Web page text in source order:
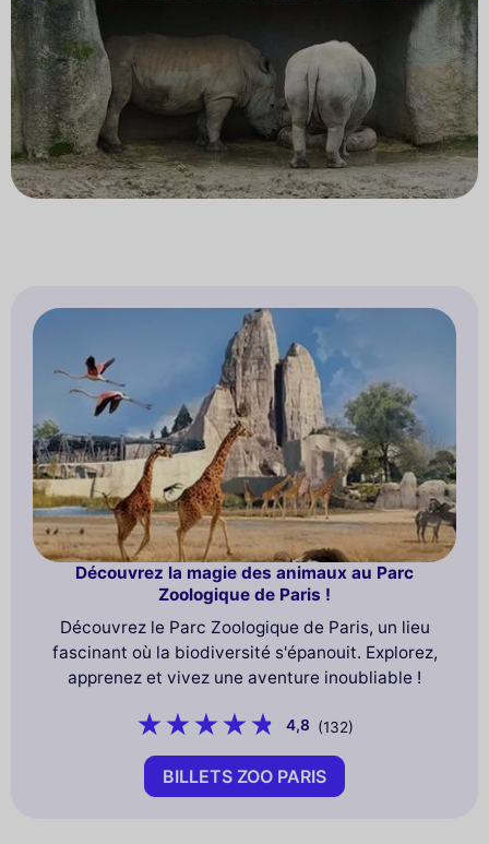
Découvrez la magie des animaux au Parc
Zoologique de Paris !
Découvrez le Parc Zoologique de Paris, un lieu
fascinant où la biodiversité s'épanouit. Explorez,
apprenez et vivez une aventure inoubliable !
4,8 (132)
BILLETS ZOO PARIS